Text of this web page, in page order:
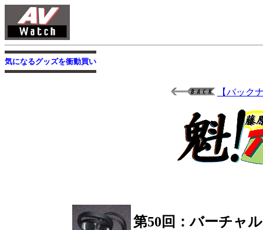
気になるグッズを衝動買い
【バック
第50回：バーチャ